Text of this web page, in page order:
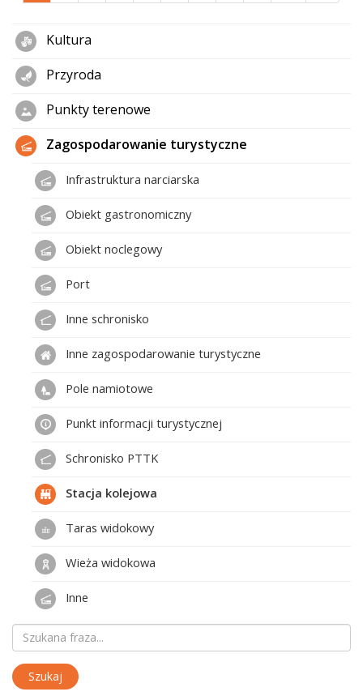
Kultura
Przyroda
Punkty terenowe
Zagospodarowanie turystyczne
Infrastruktura narciarska
Obiekt gastronomiczny
Obiekt noclegowy
Port
Inne schronisko
Inne zagospodarowanie turystyczne
Pole namiotowe
Punkt informacji turystycznej
Schronisko PTTK
Stacja kolejowa
Taras widokowy
Wieża widokowa
Inne